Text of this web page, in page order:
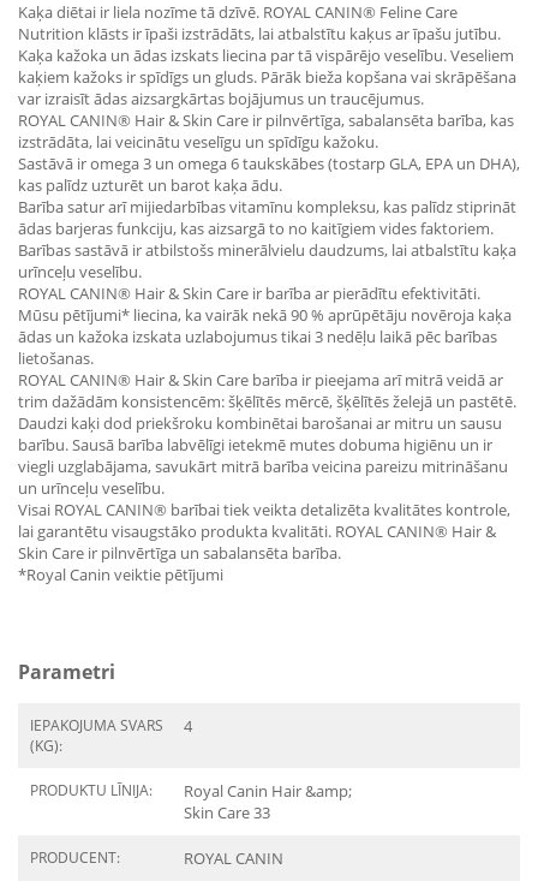
Kaķa diētai ir liela nozīme tā dzīvē. ROYAL CANIN® Feline Care
Nutrition klāsts ir īpaši izstrādāts, lai atbalstītu kaķus ar īpašu jutību.
Kaķa kažoka un ādas izskats liecina par tā vispārējo veselību. Veseliem
kaķiem kažoks ir spīdīgs un gluds. Pārāk bieža kopšana vai skrāpēšana
var izraisīt ādas aizsargkārtas bojājumus un traucējumus.
ROYAL CANIN® Hair & Skin Care ir pilnvērtīga, sabalansēta barība, kas
izstrādāta, lai veicinātu veselīgu un spīdīgu kažoku.
Sastāvā ir omega 3 un omega 6 taukskābes (tostarp GLA, EPA un DHA),
kas palīdz uzturēt un barot kaķa ādu.
Barība satur arī mijiedarbības vitamīnu kompleksu, kas palīdz stiprināt
ādas barjeras funkciju, kas aizsargā to no kaitīgiem vides faktoriem.
Barības sastāvā ir atbilstošs minerālvielu daudzums, lai atbalstītu kaķa
urīnceļu veselību.
ROYAL CANIN® Hair & Skin Care ir barība ar pierādītu efektivitāti.
Mūsu pētījumi* liecina, ka vairāk nekā 90 % aprūpētāju novēroja kaķa
ādas un kažoka izskata uzlabojumus tikai 3 nedēļu laikā pēc barības
lietošanas.
ROYAL CANIN® Hair & Skin Care barība ir pieejama arī mitrā veidā ar
trim dažādām konsistencēm: šķēlītēs mērcē, šķēlītēs želejā un pastētē.
Daudzi kaķi dod priekšroku kombinētai barošanai ar mitru un sausu
barību. Sausā barība labvēlīgi ietekmē mutes dobuma higiēnu un ir
viegli uzglabājama, savukārt mitrā barība veicina pareizu mitrināšanu
un urīnceļu veselību.
Visai ROYAL CANIN® barībai tiek veikta detalizēta kvalitātes kontrole,
lai garantētu visaugstāko produkta kvalitāti. ROYAL CANIN® Hair &
Skin Care ir pilnvērtīga un sabalansēta barība.
*Royal Canin veiktie pētījumi
Parametri
IEPAKOJUMA SVARS
(KG):
4
PRODUKTU LĪNIJA:
Royal Canin Hair &amp;
Skin Care 33
PRODUCENT: ROYAL CANIN